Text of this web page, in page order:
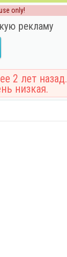
only!
рекламу
2 лет назад.
низкая.